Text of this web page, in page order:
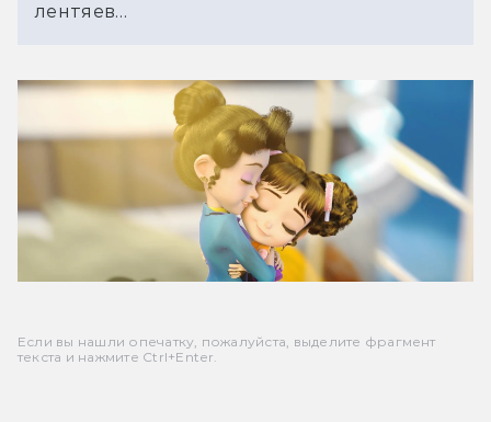
лентяев…
Если вы нашли опечатку, пожалуйста, выделите фрагмент
текста и нажмите Ctrl+Enter.